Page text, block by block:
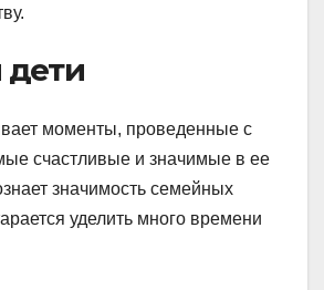
дети
моменты, проведенные с
счастливые и значимые в ее
значимость семейных
уделить много времени